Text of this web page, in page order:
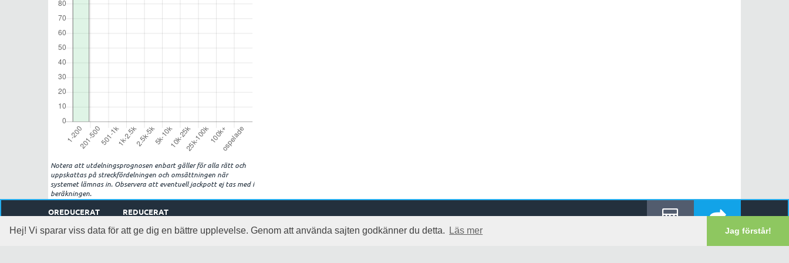
Hej! Vi sparar viss data för att ge dig en bättre upplevelse. Genom att använda sajten godkänner du detta. Läs mer Jag förstår!
Notera att utdelningsprognosen enbart gäller för alla rätt och
uppskattas på streckfördelningen och omsättningen när
systemet lämnas in. Observera att eventuell jackpott ej tas med i
beräkningen.
OREDUCERAT
Pris:
kr
REDUCERAT
Pris: 1 kr efter 0% reducering (-0kr) Lämna In